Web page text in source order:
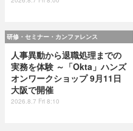
研修・セミナー・カンファレンス
人事異動から退職処理までの
実務を体験 ～「Okta」ハンズ
オンワークショップ 9月11日
大阪で開催
2026.8.7 Fri 8:10